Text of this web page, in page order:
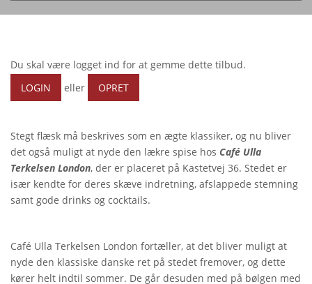
Du skal være logget ind for at gemme dette tilbud.
LOGIN
eller OPRET
Stegt flæsk må beskrives som en ægte klassiker, og nu bliver
det også muligt at nyde den lækre spise hos Café Ulla
Terkelsen London, der er placeret på Kastetvej 36. Stedet er
især kendte for deres skæve indretning, afslappede stemning
samt gode drinks og cocktails.
Café Ulla Terkelsen London fortæller, at det bliver muligt at
nyde den klassiske danske ret på stedet fremover, og dette
kører helt indtil sommer. De går desuden med på bølgen med